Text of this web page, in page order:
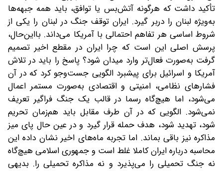
تأکید داشت که هرگونه آتش‌بس یا توافق، باید همه جبهه‌ها
به‌ویژه لبنان را دربر گیرد. ایران توقف جنگ در لبنان را یکی از
شروط اساسی هر تفاهم احتمالی با آمریکا می‌داند. با‌این‌حال،
پرسش اصلی این است که چرا ایران در مقطع اخیر تصمیم
گرفت به‌صورت فعال‌تر وارد میدان شود؟ پاسخ را باید در تلاش
آمریکا و اسرائیل برای پیشبرد الگویی جست‌وجو کرد که در آن
فشارهای نظامی، امنیتی و اقتصادی به‌صورت مستمر اعمال
می‌شود، اما هیچ‌گاه رسما در قالب یک جنگ فراگیر تعریف
نمی‌شود. الگویی که در آن طرف مقابل باید هم‌زمان تحریم
شود، تهدید شود، هدف حمله قرار گیرد و در عین حال پای میز
مذاکره نیز باقی بماند. اما تجربه ماه‌های اخیر نشان داده این
محاسبه درباره ایران کاملا غلط است و جمهوری اسلامی هیچ‌گاه
نه جنگ تحمیلی را می‌پذیرد و نه مذاکره تحمیلی را. بدیهی